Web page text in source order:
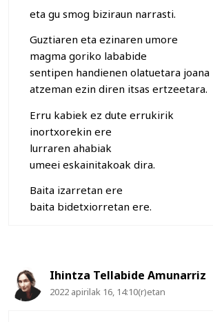
eta gu smog biziraun narrasti.
Guztiaren eta ezinaren umore
magma goriko lababide
sentipen handienen olatuetara joana
atzeman ezin diren itsas ertzeetara.
Erru kabiek ez dute errukirik
inortxorekin ere
lurraren ahabiak
umeei eskainitakoak dira.
Baita izarretan ere
baita bidetxiorretan ere.
Ihintza Tellabide Amunarriz
2022 apirilak 16, 14:10(r)etan